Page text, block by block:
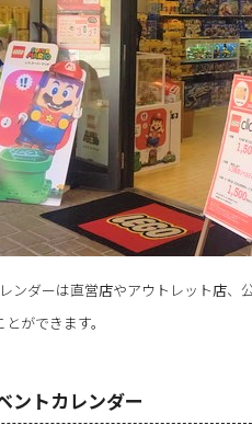
ンダーは直営店やアウトレット店
ができます。
ントカレンダー